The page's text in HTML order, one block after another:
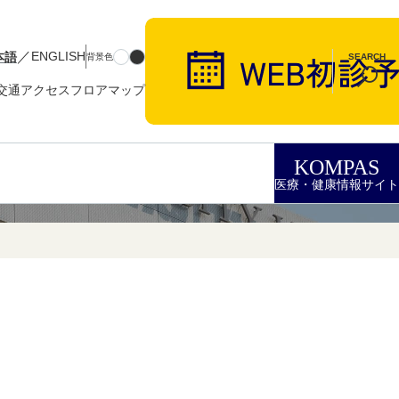
語／ENGLISH背景色
通アクセスフロアマップ
SEARCH
KOMPAS
医療・健康情報サイト